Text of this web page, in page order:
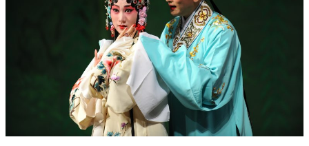
S
O
R
G
S
K
I
S
„
C